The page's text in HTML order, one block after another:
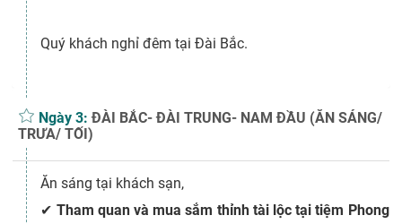
Quý khách nghỉ đêm tại Đài Bắc.
Ngày 3:ĐÀI BẮC- ĐÀI TRUNG- NAM ĐẦU (ĂN SÁNG/
TRƯA/ TỐI)
Ăn sáng tại khách sạn,
✔ Tham quan và mua sắm thỉnh tài lộc tại tiệm Phong